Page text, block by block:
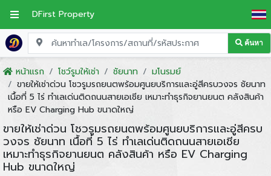
DFirst Property
ค้นหา
หน้าแรก โชว์รูมให้เช่า ชัยนาท
มโนรมย์
ขายให้เช่าด่วน โชวรูมรถยนตพร้อมศูนยบริการและอู่สีครบวงจร ชัยนาท
เนื้อที่ 5 ไร่ ทำเลเด่นติดถนนสายเอเชีย เหมาะทำธุรกิจยานยนต คลังสินค้า
หรือ EV Charging Hub ขนาดใหญ่
ขายให้เช่าด่วน โชวรูมรถยนตพร้อมศูนยบริการและอู่สีครบ
วงจร ชัยนาท เนื้อที่ 5 ไร่ ทำเลเด่นติดถนนสายเอเชีย
เหมาะทำธุรกิจยานยนต คลังสินค้า หรือ EV Charging
Hub ขนาดใหญ่